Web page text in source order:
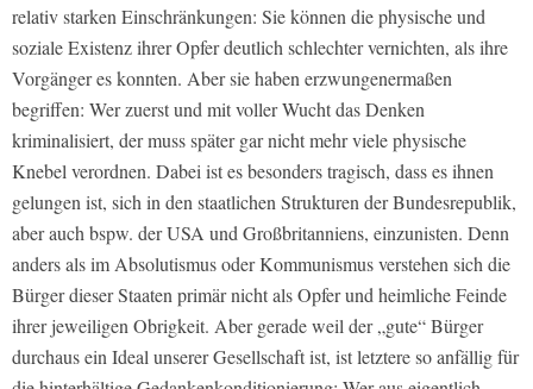
relativ starken Einschränkungen: Sie können die physische und
soziale Existenz ihrer Opfer deutlich schlechter vernichten, als ihre
Vorgänger es konnten. Aber sie haben erzwungenermaßen
begriffen: Wer zuerst und mit voller Wucht das Denken
kriminalisiert, der muss später gar nicht mehr viele physische
Knebel verordnen. Dabei ist es besonders tragisch, dass es ihnen
gelungen ist, sich in den staatlichen Strukturen der Bundesrepublik,
aber auch bspw. der USA und Großbritanniens, einzunisten. Denn
anders als im Absolutismus oder Kommunismus verstehen sich die
Bürger dieser Staaten primär nicht als Opfer und heimliche Feinde
ihrer jeweiligen Obrigkeit. Aber gerade weil der „gute“ Bürger
durchaus ein Ideal unserer Gesellschaft ist, ist letztere so anfällig für